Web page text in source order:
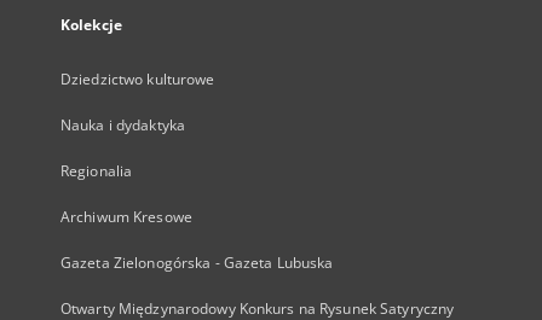
Kolekcje
Dziedzictwo kulturowe
Nauka i dydaktyka
Regionalia
Archiwum Kresowe
Gazeta Zielonogórska - Gazeta Lubuska
Otwarty Międzynarodowy Konkurs na Rysunek Satyryczny